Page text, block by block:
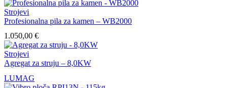
Strojevi
Profesionalna pila za kamen – WB2000
1.050,00 €
Strojevi
Agregat za struju – 8,0KW
LUMAG